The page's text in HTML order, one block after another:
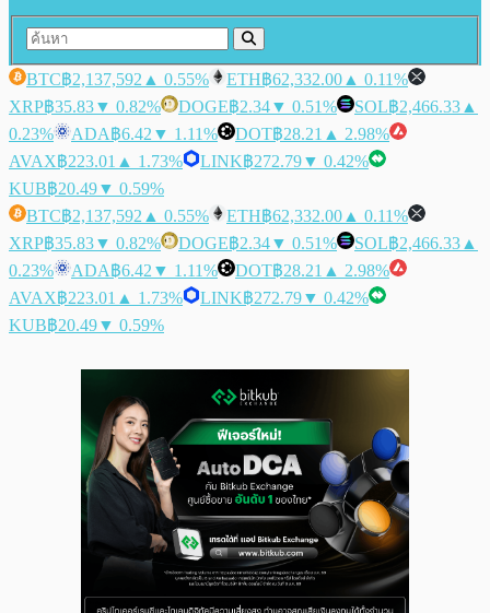
BTC฿2,137,592 ▲ 0.55% ETH฿62,332.00 ▲ 0.11%
XRP฿35.83▼ 0.82% DOGE฿2.34▼ 0.51% SOL฿2,466.33 ▲
0.23%
ADA฿6.42 ▼ 1.11% DOT฿28.21 ▲ 2.98%
AVAX฿223.01 ▲ 1.73% LINK฿272.79▼ 0.42%
KUB฿20.49▼ 0.59%
BTC฿2,137,592 ▲ 0.55% ETH฿62,332.00 ▲ 0.11%
XRP฿35.83▼ 0.82% DOGE฿2.34▼ 0.51% SOL฿2,466.33 ▲
0.23%
ADA฿6.42 ▼ 1.11% DOT฿28.21 ▲ 2.98%
AVAX฿223.01 ▲ 1.73% LINK฿272.79▼ 0.42%
KUB฿20.49▼ 0.59%